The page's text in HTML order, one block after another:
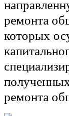
ремонта
которых
ремонта